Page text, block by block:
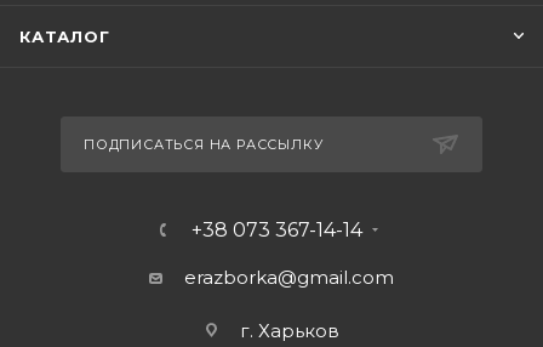
КАТАЛОГ
ПОДПИСАТЬСЯ НА РАССЫЛКУ
+38 073 367-14-14
erazborka@gmail.com
г. Харьков